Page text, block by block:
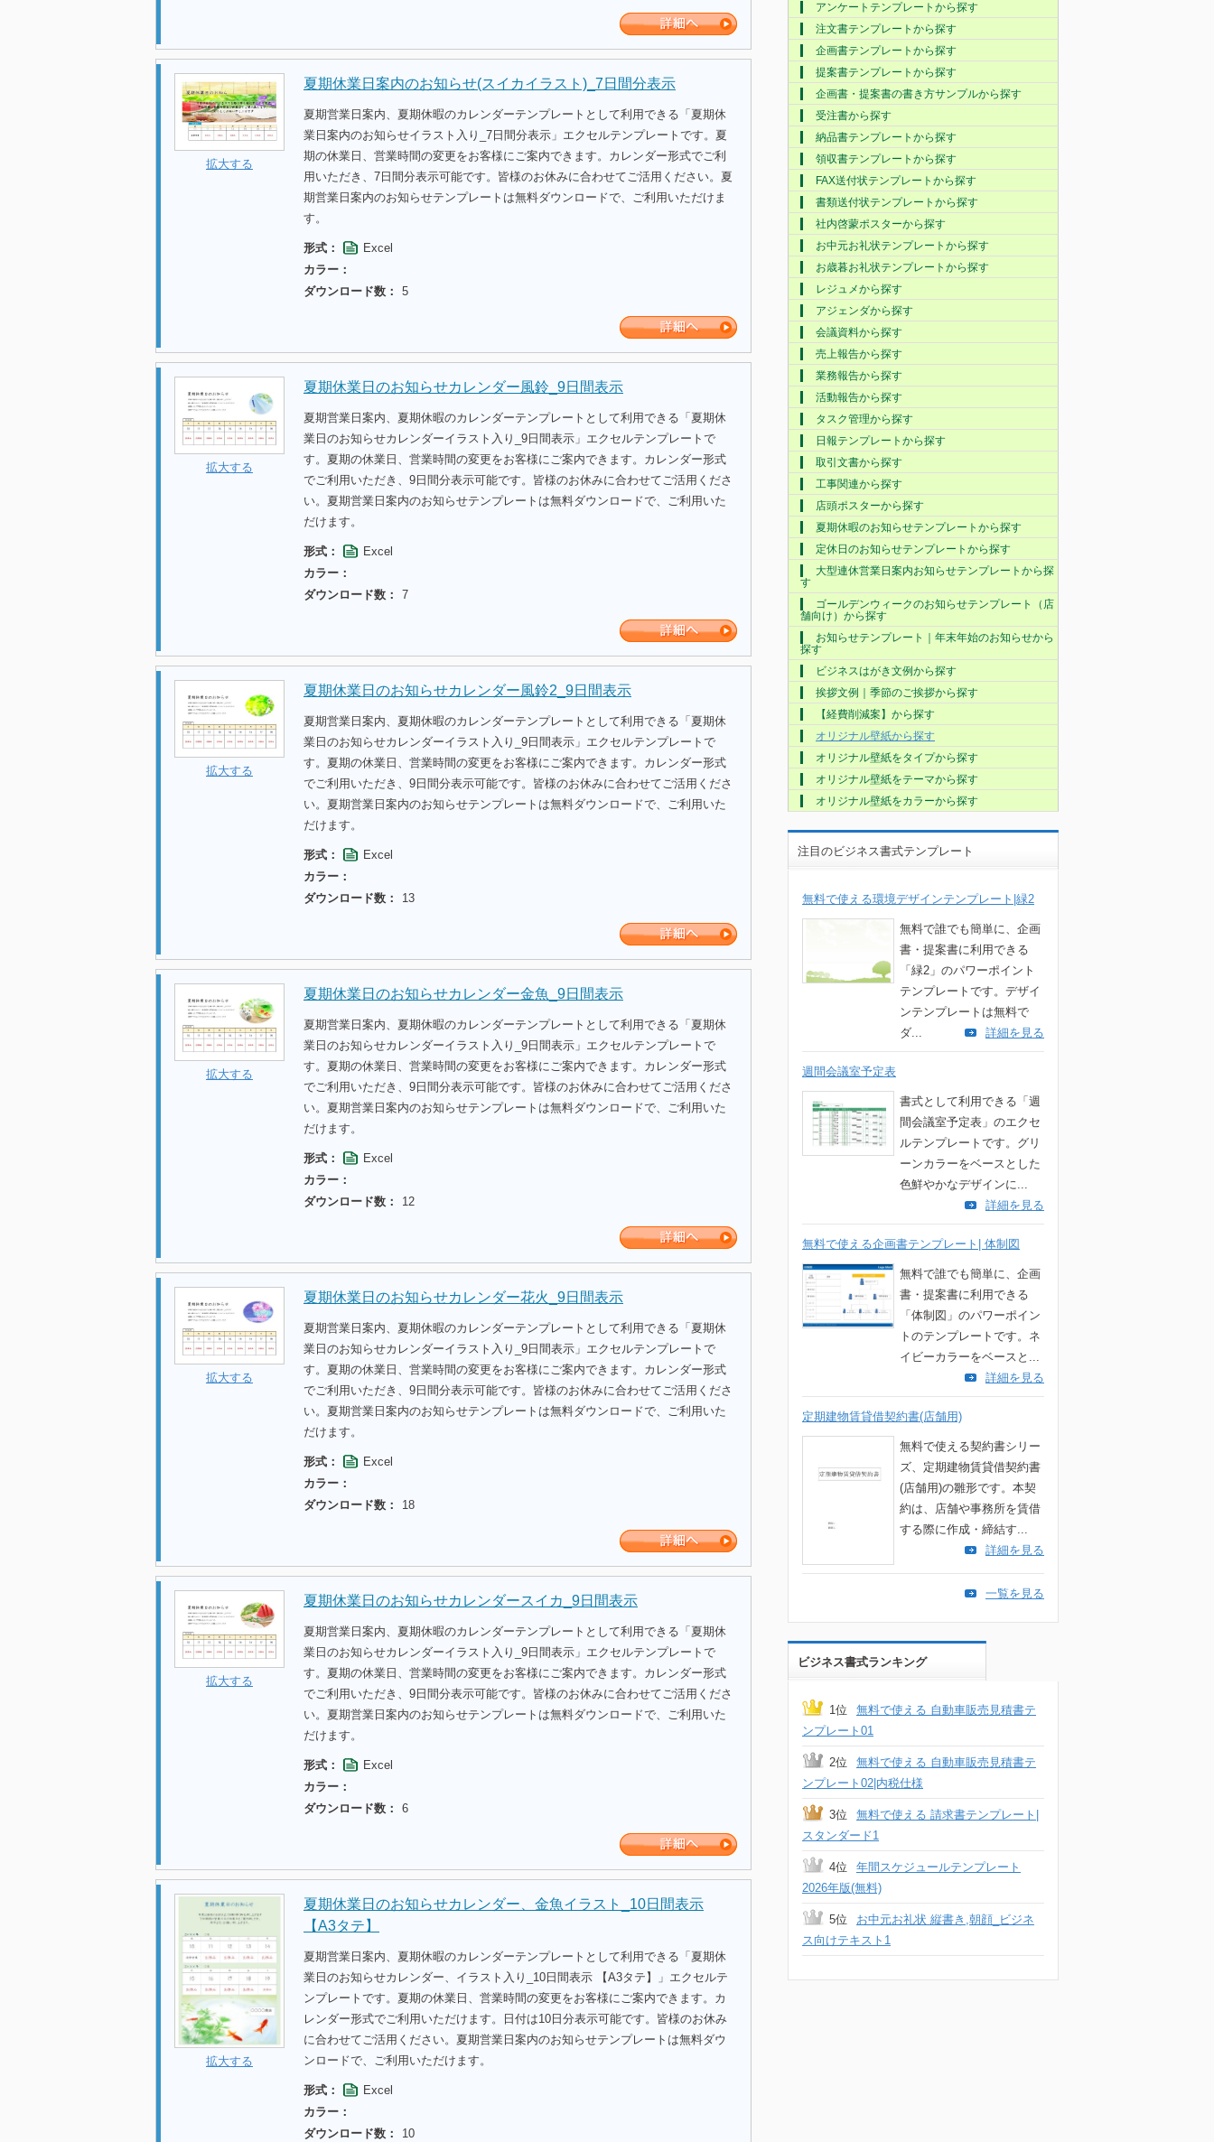
拡大する
夏期休業日案内のお知らせ(スイカイラスト)_7日間分表示
夏期営業日案内、夏期休暇のカレンダーテンプレートとして利用できる「夏期休
業日案内のお知らせイラスト入り_7日間分表示」エクセルテンプレートです。夏
期の休業日、営業時間の変更をお客様にご案内できます。カレンダー形式でご利
用いただき、7日間分表示可能です。皆様のお休みに合わせてご活用ください。夏
期営業日案内のお知らせテンプレートは無料ダウンロードで、ご利用いただけま
す。
形式：
Excel
カラー：
ダウンロード数：
5
拡大する
夏期休業日のお知らせカレンダー風鈴_9日間表示
夏期営業日案内、夏期休暇のカレンダーテンプレートとして利用できる「夏期休
業日のお知らせカレンダーイラスト入り_9日間表示」エクセルテンプレートで
す。夏期の休業日、営業時間の変更をお客様にご案内できます。カレンダー形式
でご利用いただき、9日間分表示可能です。皆様のお休みに合わせてご活用くださ
い。夏期営業日案内のお知らせテンプレートは無料ダウンロードで、ご利用いた
だけます。
形式：
Excel
カラー：
ダウンロード数：
7
拡大する
夏期休業日のお知らせカレンダー風鈴2_9日間表示
夏期営業日案内、夏期休暇のカレンダーテンプレートとして利用できる「夏期休
業日のお知らせカレンダーイラスト入り_9日間表示」エクセルテンプレートで
す。夏期の休業日、営業時間の変更をお客様にご案内できます。カレンダー形式
でご利用いただき、9日間分表示可能です。皆様のお休みに合わせてご活用くださ
い。夏期営業日案内のお知らせテンプレートは無料ダウンロードで、ご利用いた
だけます。
形式：
Excel
カラー：
ダウンロード数：
13
拡大する
夏期休業日のお知らせカレンダー金魚_9日間表示
夏期営業日案内、夏期休暇のカレンダーテンプレートとして利用できる「夏期休
業日のお知らせカレンダーイラスト入り_9日間表示」エクセルテンプレートで
す。夏期の休業日、営業時間の変更をお客様にご案内できます。カレンダー形式
でご利用いただき、9日間分表示可能です。皆様のお休みに合わせてご活用くださ
い。夏期営業日案内のお知らせテンプレートは無料ダウンロードで、ご利用いた
だけます。
形式：
Excel
カラー：
ダウンロード数：
12
拡大する
夏期休業日のお知らせカレンダー花火_9日間表示
夏期営業日案内、夏期休暇のカレンダーテンプレートとして利用できる「夏期休
業日のお知らせカレンダーイラスト入り_9日間表示」エクセルテンプレートで
す。夏期の休業日、営業時間の変更をお客様にご案内できます。カレンダー形式
でご利用いただき、9日間分表示可能です。皆様のお休みに合わせてご活用くださ
い。夏期営業日案内のお知らせテンプレートは無料ダウンロードで、ご利用いた
だけます。
形式：
Excel
カラー：
ダウンロード数：
18
拡大する
夏期休業日のお知らせカレンダースイカ_9日間表示
夏期営業日案内、夏期休暇のカレンダーテンプレートとして利用できる「夏期休
業日のお知らせカレンダーイラスト入り_9日間表示」エクセルテンプレートで
す。夏期の休業日、営業時間の変更をお客様にご案内できます。カレンダー形式
でご利用いただき、9日間分表示可能です。皆様のお休みに合わせてご活用くださ
い。夏期営業日案内のお知らせテンプレートは無料ダウンロードで、ご利用いた
だけます。
形式：
Excel
カラー：
ダウンロード数：
6
拡大する
夏期休業日のお知らせカレンダー、金魚イラスト_10日間表示
【A3タテ】
夏期営業日案内、夏期休暇のカレンダーテンプレートとして利用できる「夏期休
業日のお知らせカレンダー、イラスト入り_10日間表示 【A3タテ】」エクセルテ
ンプレートです。夏期の休業日、営業時間の変更をお客様にご案内できます。カ
レンダー形式でご利用いただけます。日付は10日分表示可能です。皆様のお休み
に合わせてご活用ください。夏期営業日案内のお知らせテンプレートは無料ダウ
ンロードで、ご利用いただけます。
形式：
Excel
カラー：
ダウンロード数：
10
アンケートテンプレートから探す
注文書テンプレートから探す
企画書テンプレートから探す
提案書テンプレートから探す
企画書・提案書の書き方サンプルから探す
受注書から探す
納品書テンプレートから探す
領収書テンプレートから探す
FAX送付状テンプレートから探す
書類送付状テンプレートから探す
社内啓蒙ポスターから探す
お中元お礼状テンプレートから探す
お歳暮お礼状テンプレートから探す
レジュメから探す
アジェンダから探す
会議資料から探す
売上報告から探す
業務報告から探す
活動報告から探す
タスク管理から探す
日報テンプレートから探す
取引文書から探す
工事関連から探す
店頭ポスターから探す
夏期休暇のお知らせテンプレートから探す
定休日のお知らせテンプレートから探す
大型連休営業日案内お知らせテンプレートから探
す
ゴールデンウィークのお知らせテンプレート（店
舗向け）から探す
お知らせテンプレート｜年末年始のお知らせから
探す
ビジネスはがき文例から探す
挨拶文例｜季節のご挨拶から探す
【経費削減案】から探す
オリジナル壁紙から探す
オリジナル壁紙をタイプから探す
オリジナル壁紙をテーマから探す
オリジナル壁紙をカラーから探す
注目のビジネス書式テンプレート
無料で使える環境デザインテンプレート|緑2
無料で誰でも簡単に、企画
書・提案書に利用できる
「緑2」のパワーポイント
テンプレートです。デザイ
ンテンプレートは無料で
ダ...
詳細を見る
週間会議室予定表
書式として利用できる「週
間会議室予定表」のエクセ
ルテンプレートです。グリ
ーンカラーをベースとした
色鮮やかなデザインに...
詳細を見る
無料で使える企画書テンプレート| 体制図
無料で誰でも簡単に、企画
書・提案書に利用できる
「体制図」のパワーポイン
トのテンプレートです。ネ
イビーカラーをベースと...
詳細を見る
定期建物賃貸借契約書(店舗用)
無料で使える契約書シリー
ズ、定期建物賃貸借契約書
(店舗用)の雛形です。本契
約は、店舗や事務所を賃借
する際に作成・締結す...
詳細を見る
一覧を見る
ビジネス書式ランキング
1位
無料で使える 自動車販売見積書テ
ンプレート01
2位
無料で使える 自動車販売見積書テ
ンプレート02|内税仕様
3位
無料で使える 請求書テンプレート|
スタンダード1
4位
年間スケジュールテンプレート
2026年版(無料)
5位
お中元お礼状 縦書き,朝顔_ビジネ
ス向けテキスト1